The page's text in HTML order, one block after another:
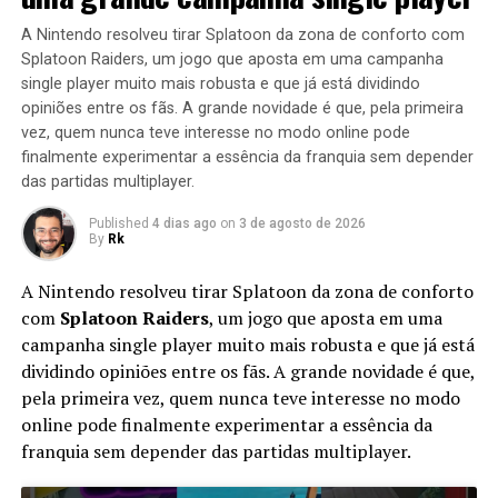
direção do inglês Duncan Jones. Essa adaptação da
franquia de videogames Warcraft, da desenvolvedora
Blizzard Entertainment, atraiu a atenção de milhões de
pessoas em todo o mundo, devido ao sucesso da saga,
que surgiu em 1994, e até hoje, conta com 15 títulos
dentro da franquia. Entre os mais famosos, destacam-se
o Hearthstone, e o mais recente World of Warcraft:
Battle for Azeroth.
O que torna este filme do Sonic The Hedgehog
especial?
A franquia dos jogos de Sonic já ganhou até spin offs da
Nintendo para os jogos olímpicos mas esta entrega Live
Action, baseada na franquia do ouriço azul Sonic, chama
a atenção por vários aspectos. O primeiro é que esta
entrega esta é a primeira vez que a saga tem um filme do
Live Action, pois, já teve 5 séries de televisão e um filme,
mas todos eles foram desenhos animados. Por outro
A Nintendo resolveu tirar Splatoon da zona de conforto com
Splatoon Raiders, um jogo que aposta em uma campanha
single player muito mais robusta e que já está dividindo
opiniões entre os fãs. A grande novidade é que, pela primeira
vez, quem nunca teve interesse no modo online pode
finalmente experimentar a essência da franquia sem depender
das partidas multiplayer.
Published 4 dias ago on 3 de agosto de 2026
By Rk
A Nintendo resolveu tirar Splatoon da zona de conforto
com Splatoon Raiders, um jogo que aposta em uma
campanha single player muito mais robusta e que já está
dividindo opiniões entre os fãs. A grande novidade é que,
pela primeira vez, quem nunca teve interesse no modo
online pode finalmente experimentar a essência da
franquia sem depender das partidas multiplayer.